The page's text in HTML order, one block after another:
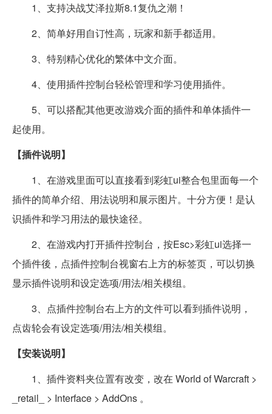
1、支持决战艾泽拉斯8.1复仇之潮！
2、简单好用自订性高，玩家和新手都适用。
3、特别精心优化的繁体中文介面。
4、使用插件控制台轻松管理和学习使用插件。
5、可以搭配其他更改游戏介面的插件和单体插件一
起使用。
【插件说明】
1、在游戏里面可以直接看到彩虹ui整合包里面每一个
插件的简单介绍、用法说明和展示图片。十分方便！是认
识插件和学习用法的最快途径。
2、在游戏内打开插件控制台，按Esc>彩虹ui选择一
个插件後，点插件控制台视窗右上方的标签页，可以切换
显示插件说明和设定选项/用法/相关模组。
3、点插件控制台右上方的文件可以看到插件说明，
点齿轮会有设定选项/用法/相关模组。
【安装说明】
1、插件资料夹位置有改变，改在 World of Warcraft >
_retail_ > Interface > AddOns 。